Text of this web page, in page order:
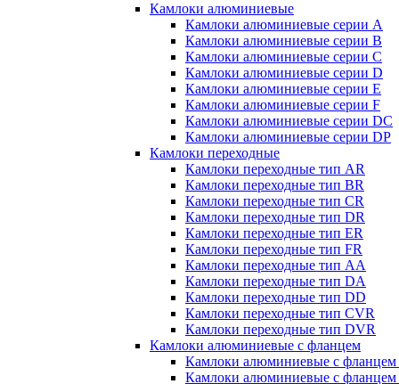
Камлоки алюминиевые
Камлоки алюминиевые серии А
Камлоки алюминиевые серии B
Камлоки алюминиевые серии C
Камлоки алюминиевые серии D
Камлоки алюминиевые серии E
Камлоки алюминиевые серии F
Камлоки алюминиевые серии DC
Камлоки алюминиевые серии DP
Камлоки переходные
Камлоки переходные тип AR
Камлоки переходные тип BR
Камлоки переходные тип CR
Камлоки переходные тип DR
Камлоки переходные тип ER
Камлоки переходные тип FR
Камлоки переходные тип AA
Камлоки переходные тип DA
Камлоки переходные тип DD
Камлоки переходные тип CVR
Камлоки переходные тип DVR
Камлоки алюминиевые с фланцем
Камлоки алюминиевые с фланцем
Камлоки алюминиевые с фланцем